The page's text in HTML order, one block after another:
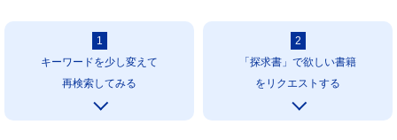
1
キーワードを少し変えて
再検索してみる
2
「探求書」で欲しい書籍
をリクエストする